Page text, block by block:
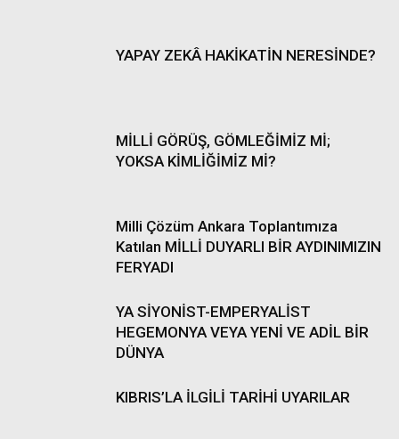
YAPAY ZEKÂ HAKİKATİN NERESİNDE?
MİLLİ GÖRÜŞ, GÖMLEĞİMİZ Mİ;
YOKSA KİMLİĞİMİZ Mİ?
Milli Çözüm Ankara Toplantımıza
Katılan MİLLİ DUYARLI BİR AYDINIMIZIN
FERYADI
YA SİYONİST-EMPERYALİST
HEGEMONYA VEYA YENİ VE ADİL BİR
DÜNYA
KIBRIS’LA İLGİLİ TARİHİ UYARILAR